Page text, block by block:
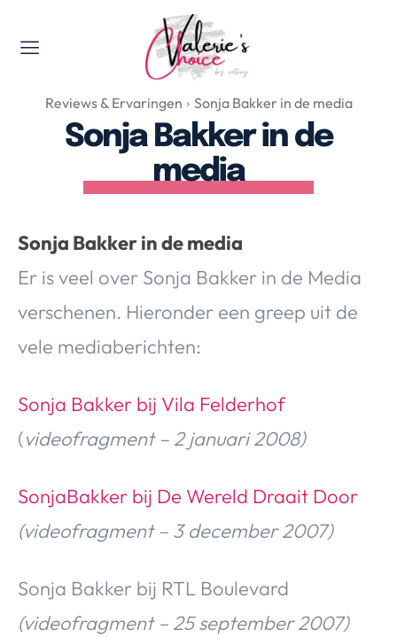
Valerie's Topics
Travel & Culture
Food & Drinks
Happyness & Opmerkelijk
Lifestyle, Sport & Duurzaamheid
Top 5 van Valerie
Health & Beauty
Huis & Tuin
Over Valerie
Over Valerie
Contact
Food & Drinks Health & Beauty Gadgets
Travel
Lifestyle
Reviews & Ervaringen Sonja Bakker in de media
Sonja Bakker in de
media
Sonja Bakker in de media
Er is veel over Sonja Bakker in de Media
verschenen. Hieronder een greep uit de
vele mediaberichten:
Sonja Bakker bij Vila Felderhof
(videofragment – 2 januari 2008)
SonjaBakker bij De Wereld Draait Door
(videofragment – 3 december 2007)
Sonja Bakker bij RTL Boulevard
(videofragment – 25 september 2007)